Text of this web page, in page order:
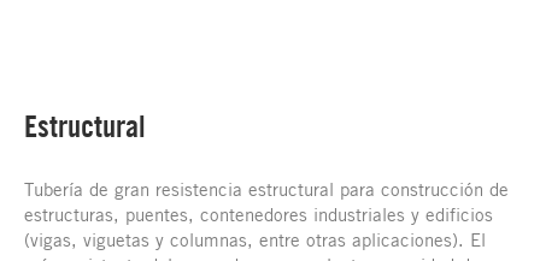
Estructural
Tubería de gran resistencia estructural para construcción de
estructuras, puentes, contenedores industriales y edificios
(vigas, viguetas y columnas, entre otras aplicaciones). El